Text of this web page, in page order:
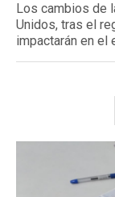
Los cambios de
Unidos, tras el
impactarán en el